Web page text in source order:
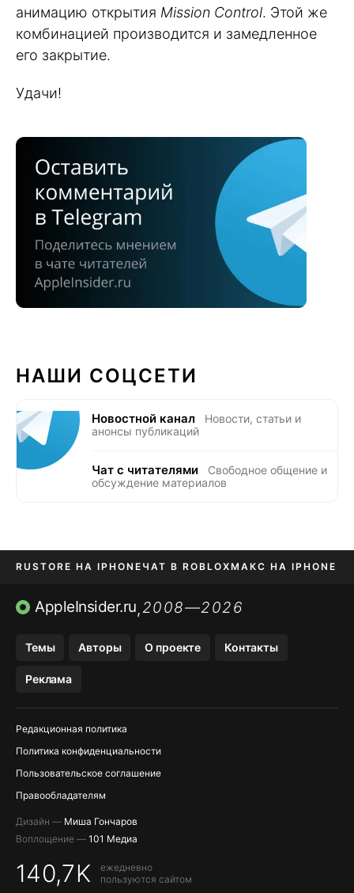
анимацию открытия Mission Control. Этой же
комбинацией производится и замедленное
его закрытие.
Удачи!
НАШИ СОЦСЕТИ
Новостной канал
Новости, статьи и
анонсы публикаций
Чат с читателями
Свободное общение и
обсуждение материалов
RUSTORE НА IPHONE ЧАТ В ROBLOXМАКС НА IPHONE
AVITO НА IPHONEВТБ ОНЛАЙН TIKTOK НА IPHONE
AppleInsider.ru,2008—2026
Темы Авторы О проекте Контакты
Реклама
Редакционная политика
Политика конфиденциальности
Пользовательское соглашение
Правообладателям
Дизайн — Миша Гончаров
Воплощение — 101 Медиа
140,7K
ежедневно
пользуются сайтом